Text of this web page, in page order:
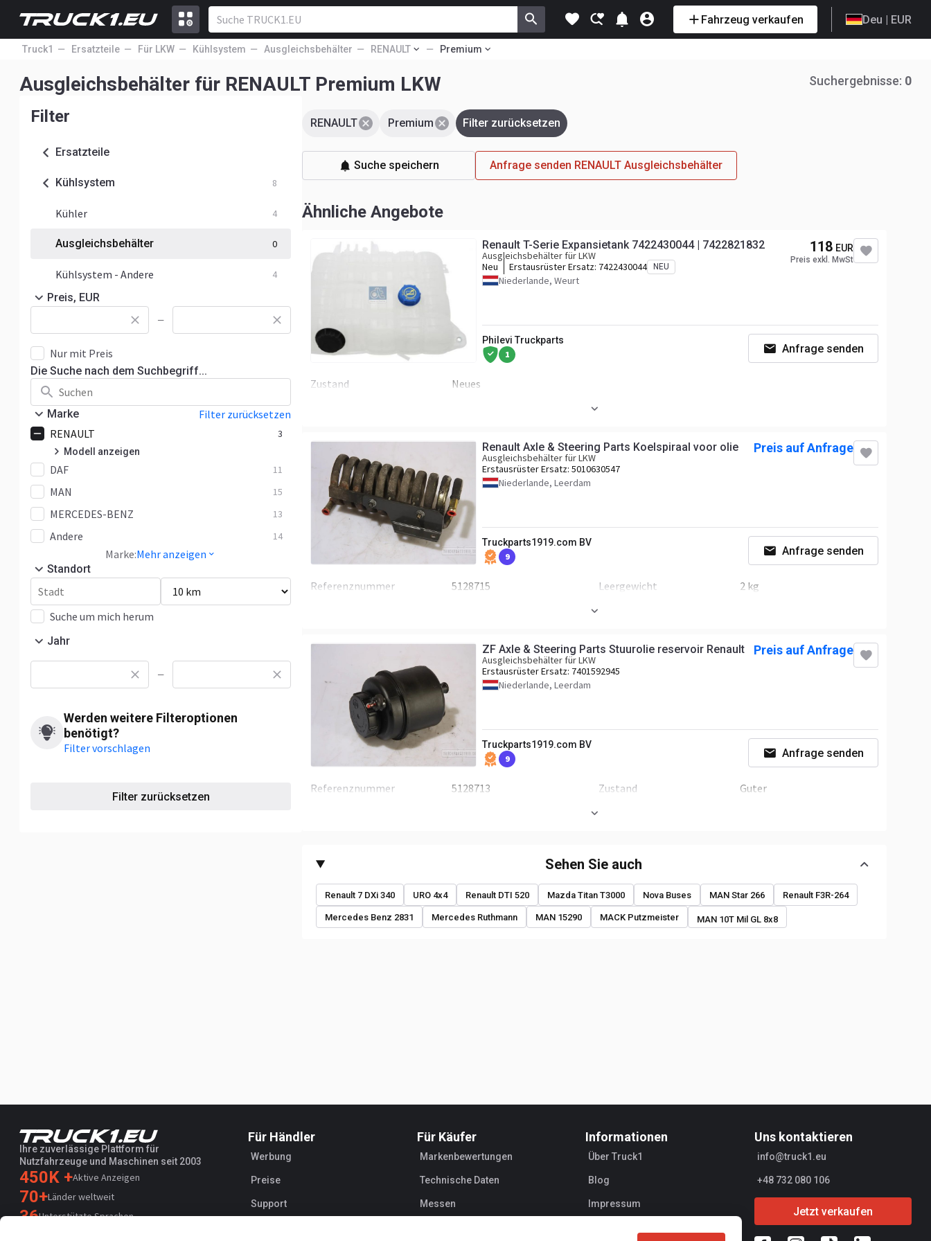
Fahrzeug verkaufen Deu | EUR
Truck1 Ersatzteile Für LKW Kühlsystem Ausgleichsbehälter RENAULT Premium
Ausgleichsbehälter für RENAULT Premium LKW Suchergebnisse: 0
Filter
Ersatzteile
Kühlsystem 8
Kühler 4
Ausgleichsbehälter 0
Kühlsystem - Andere 4
Preis, EUR
—
Nur mit Preis
Die Suche nach dem Suchbegriff...
Marke
Filter zurücksetzen
RENAULT
3
Modell anzeigen
0
T 1
Andere 2
DAF 11
MAN 15
MERCEDES-BENZ 13
Andere 14
Marke:Mehr anzeigen
Standort
Suche um mich herum
Jahr
—
Werden weitere Filteroptionen
benötigt?
Filter vorschlagen
Filter zurücksetzen
RENAULT Premium Filter zurücksetzen
Suche speichern Anfrage senden RENAULT Ausgleichsbehälter
Ähnliche Angebote
Renault T-Serie Expansietank 7422430044 | 7422821832
Ausgleichsbehälter für LKW
Neu
Erstausrüster Ersatz: 7422430044 NEU
Niederlande, Weurt
118 EUR
Preis exkl. MwSt
Philevi Truckparts
1 Anfrage senden
Zustand Neues
Renault Axle & Steering Parts Koelspiraal voor olie
Ausgleichsbehälter für LKW
Erstausrüster Ersatz: 5010630547
Niederlande, Leerdam
Preis auf Anfrage
Truckparts1919.com BV
9 Anfrage senden
Referenznummer 5128715 Leergewicht 2 kg
ZF Axle & Steering Parts Stuurolie reservoir Renault
Ausgleichsbehälter für LKW
Erstausrüster Ersatz: 7401592945
Niederlande, Leerdam
Preis auf Anfrage
Truckparts1919.com BV
9 Anfrage senden
Referenznummer 5128713 Zustand Guter
Sehen Sie auch
Renault 7 DXi 340 URO 4x4 Renault DTI 520 Mazda Titan T3000 Nova Buses MAN Star 266 Renault F3R-264
Mercedes Benz 2831 Mercedes Ruthmann MAN 15290 MACK Putzmeister MAN 10T Mil GL 8x8
Ihre zuverlässige Plattform für
Nutzfahrzeuge und Maschinen seit 2003
450K +Aktive Anzeigen
70+Länder weltweit
36Unterstützte Sprachen
Für Händler
Werbung
Preise
Support
Für Käufer
Markenbewertungen
Technische Daten
Messen
Informationen
Über Truck1
Blog
Impressum
Uns kontaktieren
info@truck1.eu
+48 732 080 106
Jetzt verkaufen